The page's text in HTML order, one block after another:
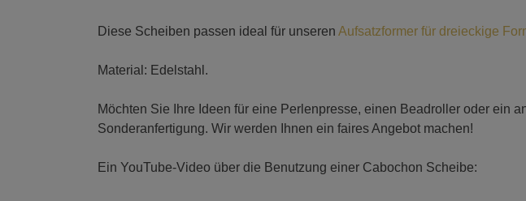
Diese Scheiben passen ideal für unseren Aufsatzformer für dreieckige
Material: Edelstahl.
Möchten Sie Ihre Ideen für eine Perlenpresse, einen Beadroller oder ein
Sonderanfertigung. Wir werden Ihnen ein faires Angebot machen!
Ein YouTube-Video über die Benutzung einer Cabochon Scheibe: